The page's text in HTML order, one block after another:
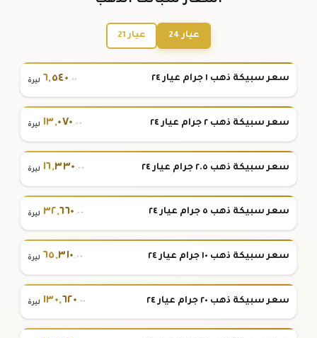
عيار 24 عيار 21
سعر سبيكة ذهب ١ جرام عيار ٢٤ ٦,٥٤٠.٠٠ ليرة
سعر سبيكة ذهب ٢ جرام عيار ٢٤ ١٣,٠٧٠ .٠٠ ليرة
سعر سبيكة ذهب ٢.٥ جرام عيار ٢٤ ١٦,٣٣٠ .٠٠ ليرة
سعر سبيكة ذهب ٥ جرام عيار ٢٤ ٣٢,٦٦٠ .٠٠ ليرة
سعر سبيكة ذهب ١٠ جرام عيار ٢٤ ٦٥,٣١٠ .٠٠ ليرة
سعر سبيكة ذهب ٢٠ جرام عيار ٢٤ ١٣٠,٦٢٠.٠٠ ليرة